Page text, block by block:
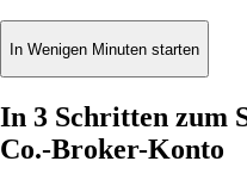
In Wenigen Minuten starten
In 3 Schritten zum
Co.-Broker-Konto